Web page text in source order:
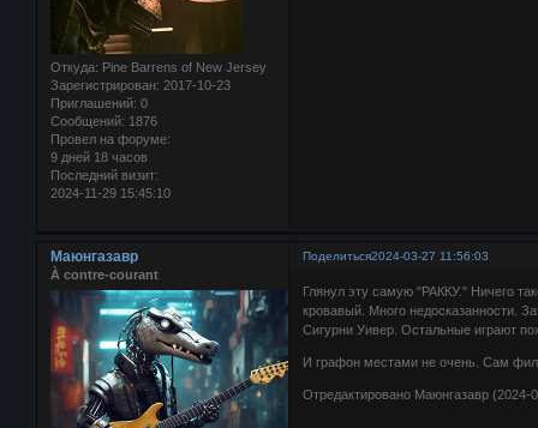
Откуда: Pine Barrens of New Jersey
Зарегистрирован: 2017-10-23
Приглашений: 0
Сообщений: 1876
Провел на форуме:
9 дней 18 часов
Последний визит:
2024-11-29 15:45:10
Поделиться2024-03-27 11:56:03
Маюнгазавр
À contre-courant
Глянул эту самую "РАККУ." Ничего
кровавый. Много недосказанности.
Сигурни Уивер. Остальные играют
И графон местами не очень. Сам
Отредактировано Маюнгазавр (2024-